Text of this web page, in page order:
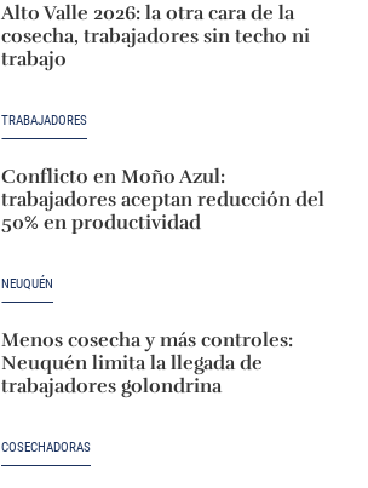
Alto Valle 2026: la otra cara de la
cosecha, trabajadores sin techo ni
trabajo
TRABAJADORES
Conflicto en Moño Azul:
trabajadores aceptan reducción del
50% en productividad
NEUQUÉN
Menos cosecha y más controles:
Neuquén limita la llegada de
trabajadores golondrina
COSECHADORAS